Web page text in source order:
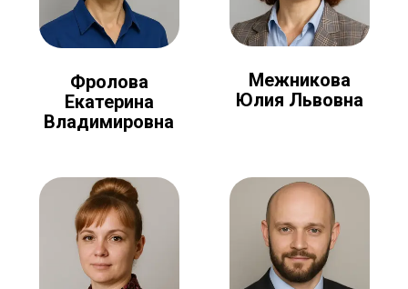
Фролова
Екатерина
Владимировна
Межникова
Юлия Львовна